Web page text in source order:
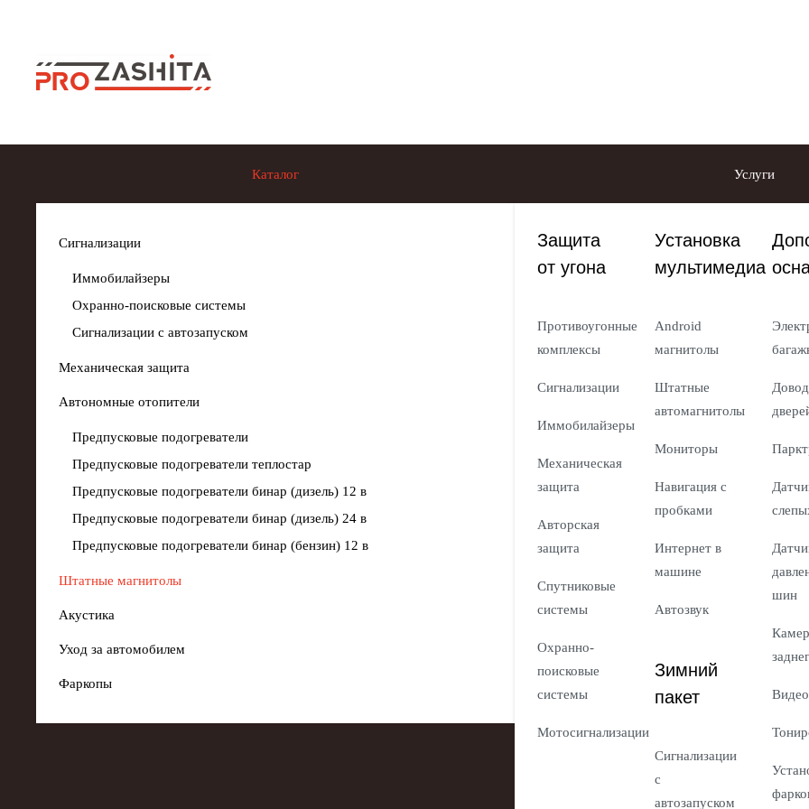
Каталог
Сигнализации
Иммобилайзеры
Охранно-поисковые системы
Сигнализации с автозапуском
Механическая защита
Автономные отопители
Предпусковые подогреватели
Предпусковые подогреватели теплостар
Предпусковые подогреватели бинар (дизель) 12 в
Предпусковые подогреватели бинар (дизель) 24 в
Предпусковые подогреватели бинар (бензин) 12 в
Штатные магнитолы
Акустика
Уход за автомобилем
Фаркопы
Услуги
Защита
от угона
Противоугонные
комплексы
Сигнализации
Иммобилайзеры
Механическая
защита
Авторская
защита
Спутниковые
системы
Охранно-
поисковые
системы
Мотосигнализации
Установка
мультимедиа
Android
магнитолы
Штатные
автомагнитолы
Мониторы
Навигация с
пробками
Интернет в
машине
Автозвук
Зимний
пакет
Сигнализации
с
автозапуском
шин